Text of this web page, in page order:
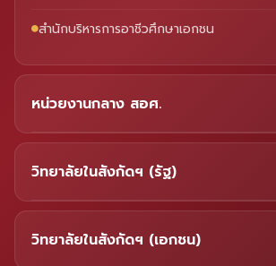
สำนักบริหารการอาชีวศึกษาเอกชน
หน่วยงานกลาง สอศ.
วิทยาลัยในสังกัดฯ (รัฐ)
วิทยาลัยในสังกัดฯ (เอกชน)